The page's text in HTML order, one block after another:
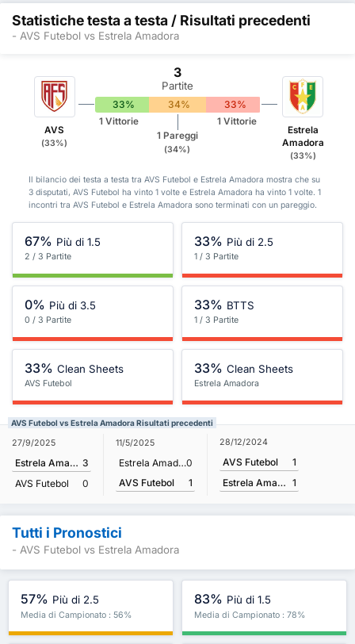
Statistiche testa a testa / Risultati precedenti
- AVS Futebol vs Estrela Amadora
AVS
(33%)
3
Partite
33% 34% 33%
1 Vittorie
1 Pareggi
(34%)
1 Vittorie
Estrela
Amadora
(33%)
Il bilancio dei testa a testa tra AVS Futebol e Estrela Amadora mostra che su
3 disputati, AVS Futebol ha vinto 1 volte e Estrela Amadora ha vinto 1 volte. 1
incontri tra AVS Futebol e Estrela Amadora sono terminati con un pareggio.
67% Più di 1.5
2 / 3 Partite
33% Più di 2.5
1 / 3 Partite
0% Più di 3.5
0 / 3 Partite
33% BTTS
1 / 3 Partite
33% Clean Sheets
AVS Futebol
33% Clean Sheets
Estrela Amadora
AVS Futebol vs Estrela Amadora Risultati precedenti
27/9/2025
Estrela Amadora 3
AVS Futebol
0
11/5/2025
Estrela Amadora0
AVS Futebol
1
28/12/2024
AVS Futebol
1
Estrela Amadora 1
Tutti i Pronostici
- AVS Futebol vs Estrela Amadora
57% Più di 2.5
Media di Campionato : 56%
83% Più di 1.5
Media di Campionato : 78%